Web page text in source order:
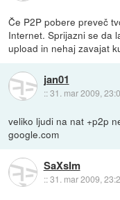
Če P2P pobere preveč
Internet. Sprijazni se da
upload in nehaj zavajat
jan01
::31. mar 2009,
veliko ljudi na nat +p2p
google.com
SaXsIm
::31. mar 2009,